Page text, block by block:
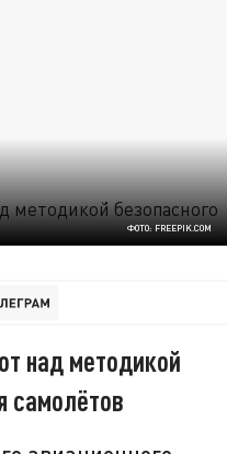
ФОТО: FREEPIK.COM
над методикой
самолётов